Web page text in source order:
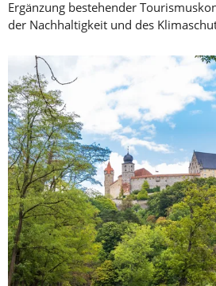
Ergänzung bestehender
der Nachhaltigkeit und des